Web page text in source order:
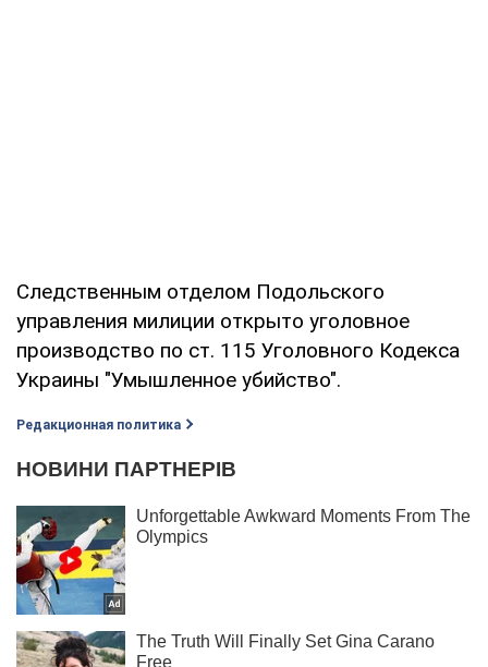
Следственным отделом Подольского
управления милиции открыто уголовное
производство по ст. 115 Уголовного Кодекса
Украины "Умышленное убийство".
Редакционная политика